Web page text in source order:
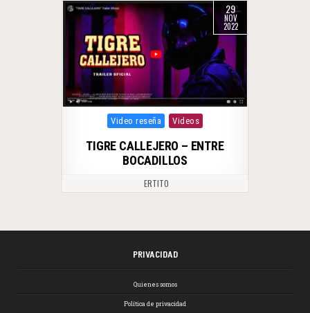
29
NOV
2022
Posted in
Video reseña Videos
TIGRE CALLEJERO – ENTRE
BOCADILLOS
ERTITO
PRIVACIDAD
Quienes somos
Política de privacidad